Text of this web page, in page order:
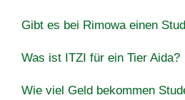
Gibt es bei Rimowa einen
Was ist ITZI für ein Tier Aida?
Wie viel Geld bekommen